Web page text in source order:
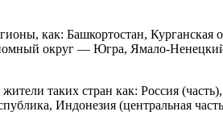
как: Башкортостан, Курганская
округ — Югра, Ямало-
таких стран как: Россия
Индонезия (центральная